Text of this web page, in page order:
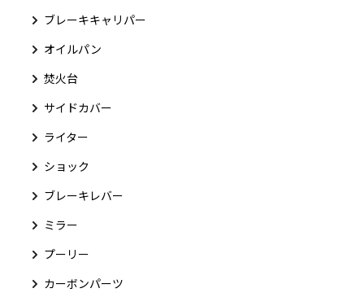
ブレーキキャリパー
オイルパン
焚火台
サイドカバー
ライター
ショック
ブレーキレバー
ミラー
プーリー
カーボンパーツ